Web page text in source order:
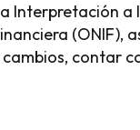
Interpretación a
(ONIF),
contar